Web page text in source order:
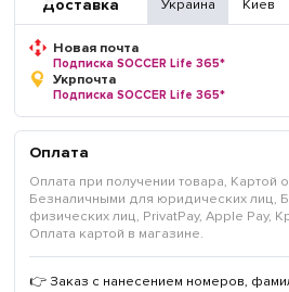
Доставка Украина Киев
Новая почта
Подписка SOCCER Life 365*
Укрпочта
Подписка SOCCER Life 365*
Оплата
Оплата при получении товара, Картой
Безналичными для юридических лиц,
физических лиц, PrivatPay, Apple Pay,
Оплата картой в магазине.
👉 Заказ с нанесением номеров,